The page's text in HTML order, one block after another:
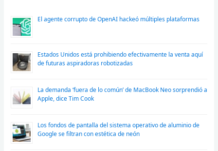
El agente corrupto de OpenAI hackeó múltiples plataformas
Estados Unidos está prohibiendo efectivamente la venta aquí
de futuras aspiradoras robotizadas
La demanda ‘fuera de lo común’ de MacBook Neo sorprendió a
Apple, dice Tim Cook
Los fondos de pantalla del sistema operativo de aluminio de
Google se filtran con estética de neón